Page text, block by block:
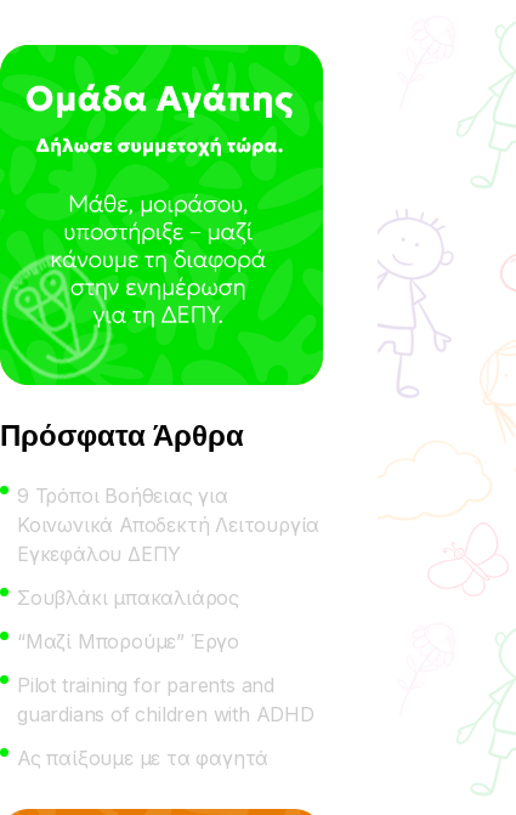
Πρόσφατα Άρθρα
9 Τρόποι Βοήθειας για
Κοινωνικά Αποδεκτή Λειτουργία
Εγκεφάλου ΔΕΠΥ
Σουβλάκι μπακαλιάρος
“Μαζί Μπορούμε” Έργο
Pilot training for parents and
guardians of children with ADHD
Ας παίξουμε με τα φαγητά